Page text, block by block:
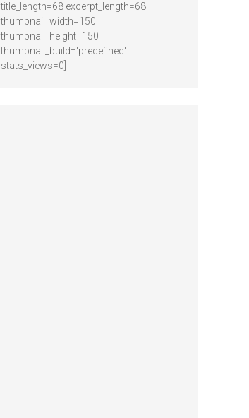
title_length=68 excerpt_length=68
thumbnail_width=150
thumbnail_height=150
thumbnail_build='predefined'
stats_views=0]